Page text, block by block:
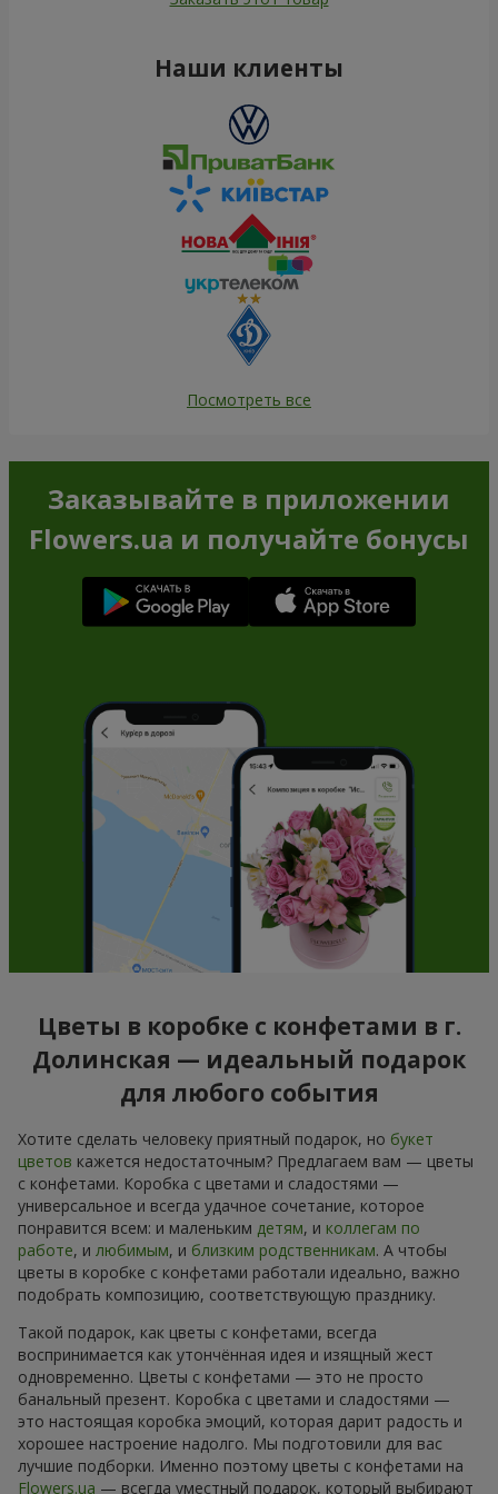
Наши клиенты
Посмотреть все
Заказывайте в приложении
Flowers.ua и получайте бонусы
Цветы в коробке с конфетами в г.
Долинская — идеальный подарок
для любого события
Хотите сделать человеку приятный подарок, но букет
цветов кажется недостаточным? Предлагаем вам — цветы
с конфетами. Коробка с цветами и сладостями —
универсальное и всегда удачное сочетание, которое
понравится всем: и маленьким детям, и коллегам по
работе, и любимым, и близким родственникам. А чтобы
цветы в коробке с конфетами работали идеально, важно
подобрать композицию, соответствующую празднику.
Такой подарок, как цветы с конфетами, всегда
воспринимается как утончённая идея и изящный жест
одновременно. Цветы с конфетами — это не просто
банальный презент. Коробка с цветами и сладостями —
это настоящая коробка эмоций, которая дарит радость и
хорошее настроение надолго. Мы подготовили для вас
лучшие подборки. Именно поэтому цветы с конфетами на
Flowers.ua — всегда уместный подарок, который выбирают